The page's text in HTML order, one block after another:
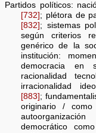
Partidos políticos:
[732] ; plétora de
[832] ; sistemas
según criterios
genérico de la
institución:
democracia en
racionalidad
irracionalidad
[883] ;
originario /
democrático